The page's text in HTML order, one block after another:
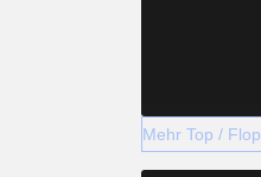
Mehr Top / Flop